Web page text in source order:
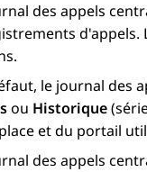
des appels
d'appels.
le journal des
ou Historique
et du portail
des appels